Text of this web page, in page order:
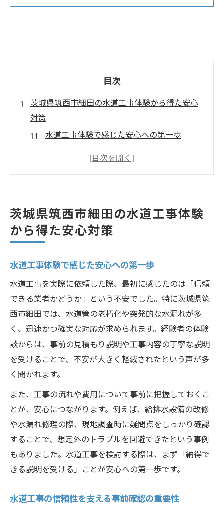
目次
茨城県筑西市細田の水道工事体験から得た安心
対策
水道工事体験で感じた安心への第一歩
水道工事の信頼性を支える事前確認の重要
水道工事体験談が示すトラブル回避策
水道工事の成功事例で業者選びの判断力を高め
水道工事の成功例に学ぶ業者選定の基準
信頼できる水道工事業者の特徴とは
水道工事の実体験が示す業者比較のポイン
ト
水道工事選びで重視したい対応力と実績
業者選びで後悔しないための水道工事体験
トラブルを防ぐ水道工事の適切な進め方体験談
水道工事前に準備すべきポイントを解説
水道工事現場で気づいた注意点とは
水道工事の流れを把握して安心を確保
水道工事体験から学ぶ進行管理のコツ
補助金活用に役立つ水道工事の現場から学ぶ知
水道工事で活用できる補助金情報の集め方
茨城県筑西市細田の水道工事体験
から得た安心対策
水道工事体験で感じた安心への第一歩
水道工事を実際に依頼した際、最初に感じたのは「信頼
できる業者かどうか」という不安でした。特に茨城県筑
西市細田では、水道管の老朽化や突発的な水漏れが多
く、迅速かつ確実な対応が求められます。経験者の体験
談からは、事前の見積もり説明や工事内容の丁寧な説明
を受けることで、不安が大きく軽減されたという声が多
く聞かれます。
また、工事の流れや費用について事前に把握しておくこ
とが、安心につながります。例えば、給排水設備の改修
や水漏れ修理の際、現地調査時に疑問点をしっかり確認
することで、想定外のトラブルを回避できたという事例
もありました。水道工事を検討する際は、まず「納得で
きる説明を受ける」ことが安心への第一歩です。
水道工事の信頼性を支える事前確認の重要性